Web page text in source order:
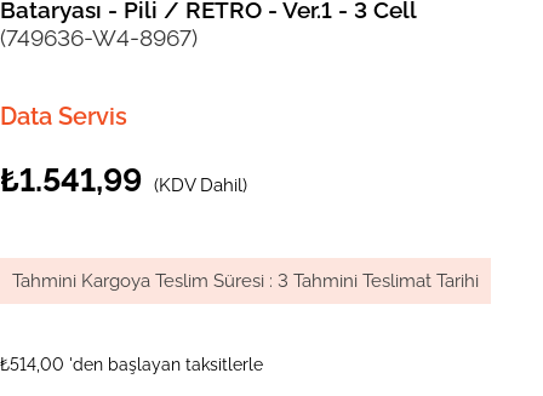
Bataryası - Pili / RETRO - Ver.1 - 3 Cell
(749636-W4-8967)
Data Servis
₺1.541,99 (KDV Dahil)
Tahmini Kargoya Teslim Süresi : 3 Tahmini Teslimat Tarihi
₺514,00 'den başlayan taksitlerle